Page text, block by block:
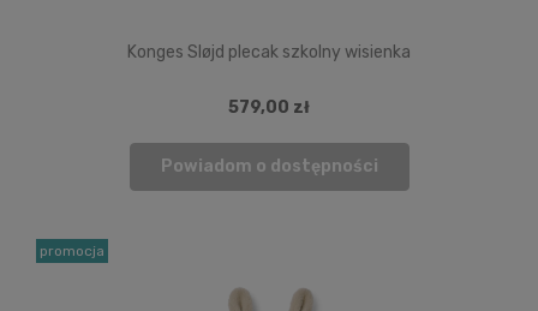
Konges Sløjd plecak szkolny wisienka
579,00 zł
Powiadom o dostępności
promocja